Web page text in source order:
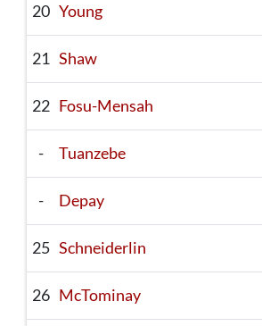
20 Young
21 Shaw
22 Fosu-Mensah
- Tuanzebe
- Depay
25 Schneiderlin
26 McTominay